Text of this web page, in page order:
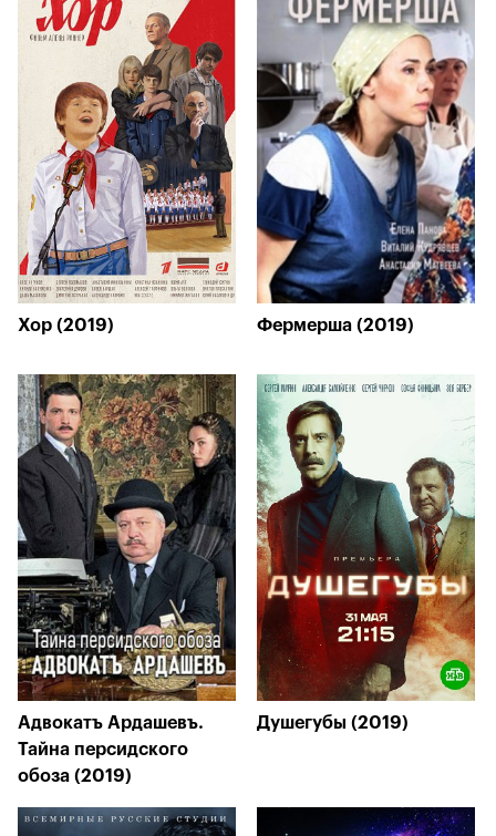
Хор (2019) Фермерша (2019)
Адвокатъ Ардашевъ.
Тайна персидского
обоза (2019)
Душегубы (2019)